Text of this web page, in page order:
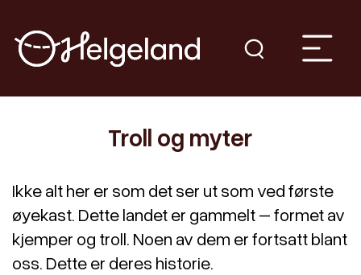
Troll og myter
Ikke alt her er som det ser ut som ved første
øyekast. Dette landet er gammelt – formet av
kjemper og troll. Noen av dem er fortsatt blant
oss. Dette er deres historie.